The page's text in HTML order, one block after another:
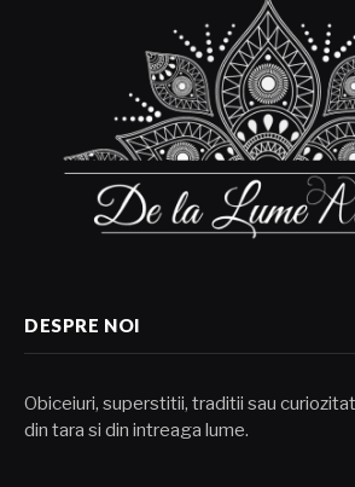
DESPRE NOI
Obiceiuri, superstitii, traditii sau
din tara si din intreaga lume.